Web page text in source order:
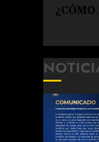
entrada: